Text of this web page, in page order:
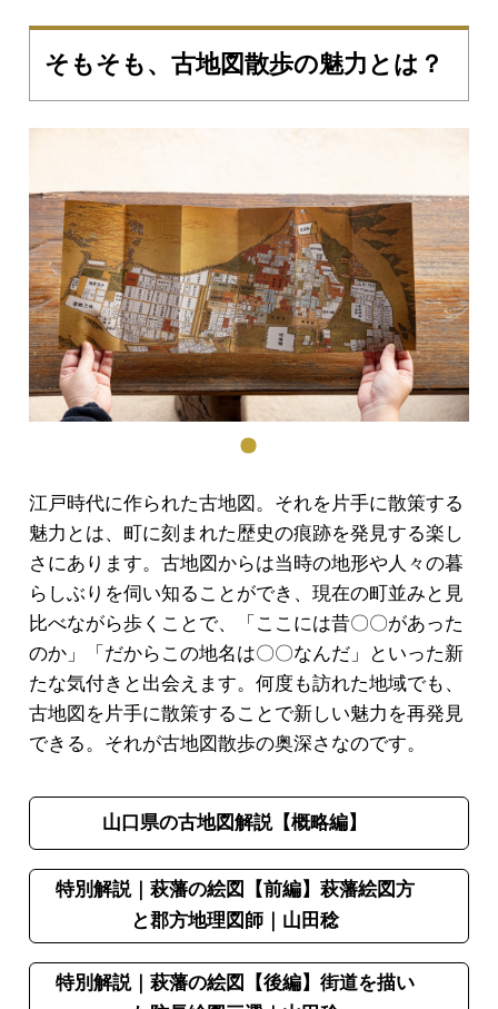
そもそも、古地図散歩の魅力とは？
江戸時代に作られた古地図。それを片手に散策する
魅力とは、町に刻まれた歴史の痕跡を発見する楽し
さにあります。古地図からは当時の地形や人々の暮
らしぶりを伺い知ることができ、現在の町並みと見
比べながら歩くことで、「ここには昔〇〇があった
のか」「だからこの地名は〇〇なんだ」といった新
たな気付きと出会えます。何度も訪れた地域でも、
古地図を片手に散策することで新しい魅力を再発見
できる。それが古地図散歩の奥深さなのです。
山口県の古地図解説【概略編】
特別解説｜萩藩の絵図【前編】萩藩絵図方
と郡方地理図師｜山田稔
特別解説｜萩藩の絵図【後編】街道を描い